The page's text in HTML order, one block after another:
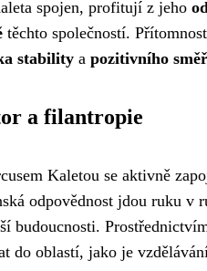
spojen, profitují z jeho
těchto společností.
stability a pozitivního
a filantropie
Kaletou se aktivně
odpovědnost jdou ruku
budoucnosti.
do oblastí, jako je